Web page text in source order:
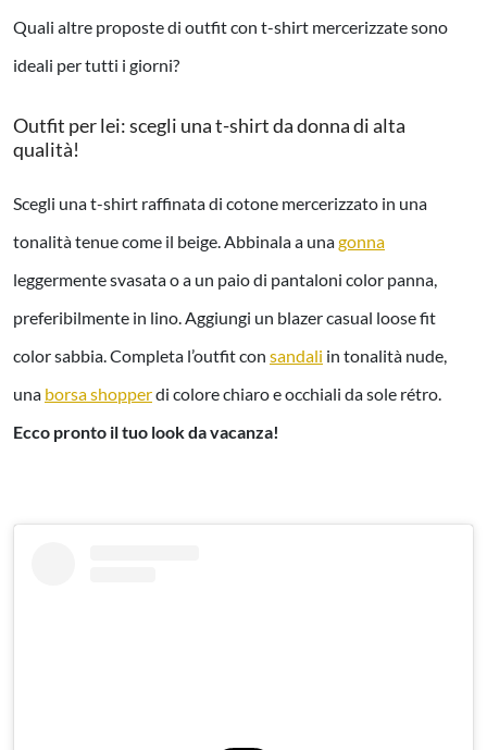
Quali altre proposte di outfit con t-shirt mercerizzate sono
ideali per tutti i giorni?
Outfit per lei: scegli una t-shirt da donna di alta
qualità!
Scegli una t-shirt raffinata di cotone mercerizzato in una
tonalità tenue come il beige. Abbinala a unagonna
leggermente svasata o a un paio di pantaloni color panna,
preferibilmente in lino. Aggiungi un blazer casual loose fit
color sabbia. Completa l’outfit con sandali in tonalità nude,
una borsa shopperdi colore chiaro e occhiali da sole rétro.
Ecco pronto il tuo look da vacanza!